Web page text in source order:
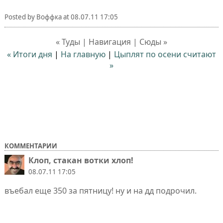
Posted by Воффкаat08.07.11 17:05
« Туды | Навигация | Сюды »
« Итоги дня | На главную | Цыплят по осени считают
»
КОММЕНТАРИИ
Клoп, стакан вотки хлоп!
08.07.11 17:05
въебал еще 350 за пятницу! ну и на дд подрочил.